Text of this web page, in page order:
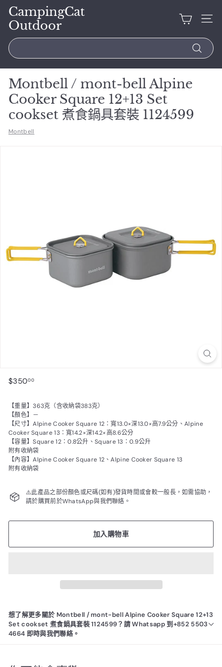
CampingCat
Outdoor
Search
Montbell / mont-bell Alpine
Cooker Square 12+13 Set
cookset 煮食鍋具套裝 1124599
Montbell
$35000$350.00
【重量】363克（含收納袋383克）
【顏色】－
【尺寸】Alpine Cooker Square 12：寬13.0×深13.0×高7.9公分、Alpine
Cooker Square 13：寬14.2×深14.2×高8.6公分
【容量】Square 12：0.8公升、Square 13：0.9公升
附有收納袋
【內容】Alpine Cooker Square 12、Alpine Cooker Square 13
附有收納袋
⚠️此產品之部份顏色或尺碼(如有)發貨時間或會較一般長，如需協助，
請於購買前於WhatsApp與我們聯絡。
加入購物車
想了解更多關於 Montbell / mont-bell Alpine Cooker Square 12+13
Set cookset 煮食鍋具套裝 1124599？請 Whatsapp 到+852 5503
4664 即時與我們聯絡。